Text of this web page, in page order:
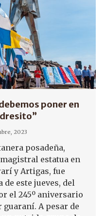
poner en
2023
posadeña,
estatua en
y Artigas, fue
este jueves, del
el 245º aniversario
A pesar de